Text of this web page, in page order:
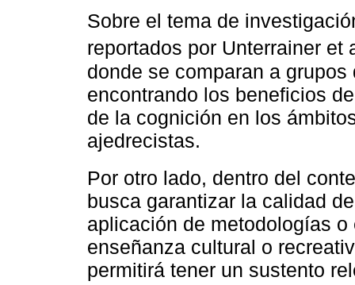
Sobre el tema de
reportados por Unterrainer et
donde se comparan a
encontrando los beneficios
de la cognición en los
ajedrecistas.
Por otro lado, dentro del
busca garantizar la calidad
aplicación de metodologías
enseñanza cultural o
permitirá tener un sustento